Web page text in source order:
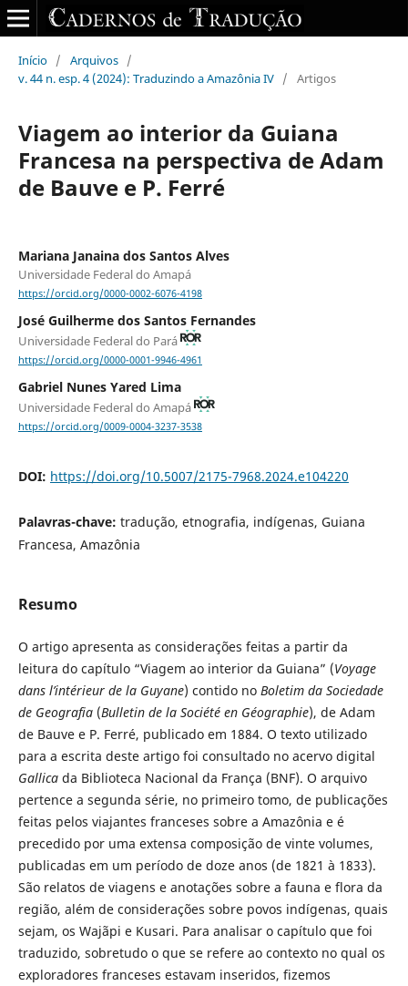
Início / Arquivos /
v. 44 n. esp. 4 (2024): Traduzindo a Amazônia IV / Artigos
Viagem ao interior da Guiana
Francesa na perspectiva de Adam
de Bauve e P. Ferré
Mariana Janaina dos Santos Alves
Universidade Federal do Amapá
https://orcid.org/0000-0002-6076-4198
José Guilherme dos Santos Fernandes
Universidade Federal do Pará
https://orcid.org/0000-0001-9946-4961
Gabriel Nunes Yared Lima
Universidade Federal do Amapá
https://orcid.org/0009-0004-3237-3538
DOI: https://doi.org/10.5007/2175-7968.2024.e104220
Palavras-chave: tradução, etnografia, indígenas, Guiana
Francesa, Amazônia
Resumo
O artigo apresenta as considerações feitas a partir da
leitura do capítulo “Viagem ao interior da Guiana” (Voyage
dans l’intérieur de la Guyane) contido no Boletim da Sociedade
de Geografia(Bulletin de la Société en Géographie), de Adam
de Bauve e P. Ferré, publicado em 1884. O texto utilizado
para a escrita deste artigo foi consultado no acervo digital
Gallicada Biblioteca Nacional da França (BNF). O arquivo
pertence a segunda série, no primeiro tomo, de publicações
feitas pelos viajantes franceses sobre a Amazônia e é
precedido por uma extensa composição de vinte volumes,
publicadas em um período de doze anos (de 1821 à 1833).
São relatos de viagens e anotações sobre a fauna e flora da
região, além de considerações sobre povos indígenas, quais
sejam, os Wajãpi e Kusari. Para analisar o capítulo que foi
traduzido, sobretudo o que se refere ao contexto no qual os
exploradores franceses estavam inseridos, fizemos